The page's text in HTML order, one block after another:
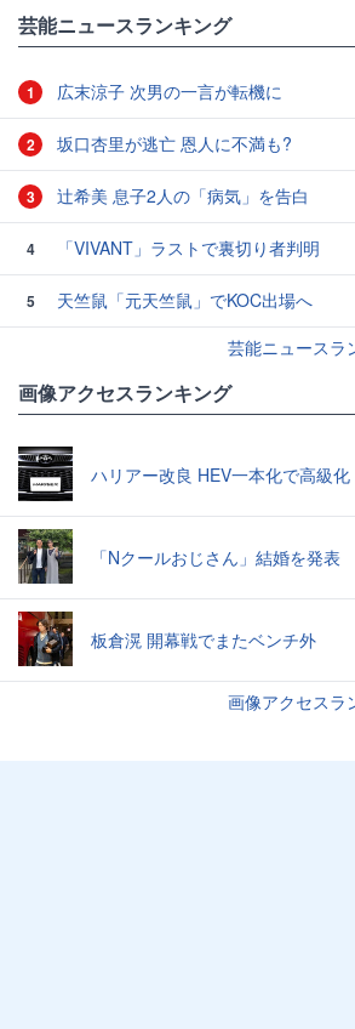
芸能ニュースランキング
1 広末涼子 次男の一言が転機に
2 坂口杏里が逃亡 恩人に不満も?
3 辻希美 息子2人の「病気」を告白
4 「VIVANT」ラストで裏切り者判明
5
天竺鼠「元天竺鼠」でKOC出場へ
芸能ニュースラ
画像アクセスランキング
ハリアー改良 HEV一本化で高級化
「Nクールおじさん」結婚を発表
板倉滉 開幕戦でまたベンチ外
画像アクセスラ